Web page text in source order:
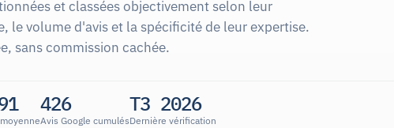
et classées objectivement selon leur
le volume d'avis et la spécificité de leur expertise.
sans commission cachée.
426
Avis Google cumulés
T3 2026
Dernière vérification